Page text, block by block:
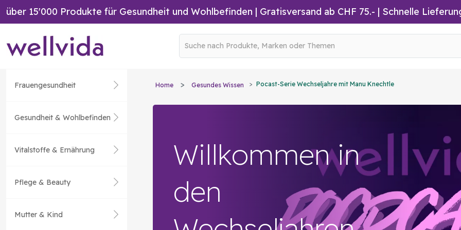
über 15'000 Produkte für Gesundheit und Wohlbefinden | Gratisversand ab CHF 75.- | Schnelle
Frauengesundheit
Gesundheit & Wohlbefinden
Vitalstoffe & Ernährung
Pflege & Beauty
Mutter & Kind
Home Gesundes Wissen Pocast-Serie Wechseljahre mit Manu Knechtle
Willkommen in
den